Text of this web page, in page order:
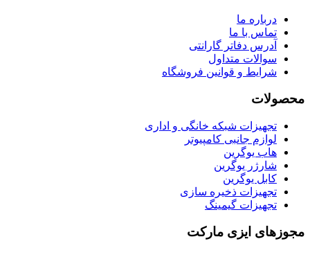
درباره ما
تماس با ما
آدرس دفاتر گارانتی
سوالات متداول
شرایط و قوانین فروشگاه
محصولات
تجهیزات شبکه خانگی و اداری
لوازم جانبی کامپیوتر
هاب یوگرین
شارژر یوگرین
کابل یوگرین
تجهیزات ذخیره سازی
تجهیزات گیمینگ
مجوزهای ایزی مارکت